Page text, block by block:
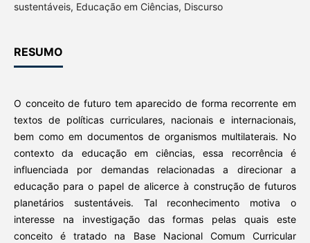
sustentáveis, Educação em Ciências, Discurso
RESUMO
O conceito de futuro tem aparecido de forma recorrente em
textos de políticas curriculares, nacionais e internacionais,
bem como em documentos de organismos multilaterais. No
contexto da educação em ciências, essa recorrência é
influenciada por demandas relacionadas a direcionar a
educação para o papel de alicerce à construção de futuros
planetários sustentáveis. Tal reconhecimento motiva o
interesse na investigação das formas pelas quais este
conceito é tratado na Base Nacional Comum Curricular